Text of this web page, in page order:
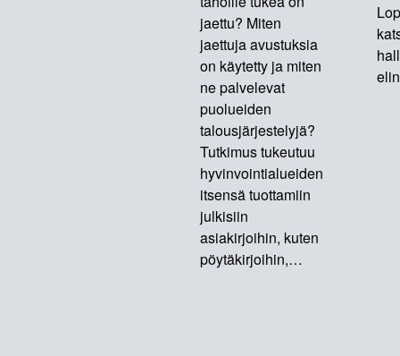
jaettu? Miten
jaettuja avustuksia
on käytetty ja miten
ne palvelevat
puolueiden
talousjärjestelyjä?
Tutkimus tukeutuu
hyvinvointialueiden
itsensä tuottamiin
julkisiin
asiakirjoihin, kuten
pöytäkirjoihin,…